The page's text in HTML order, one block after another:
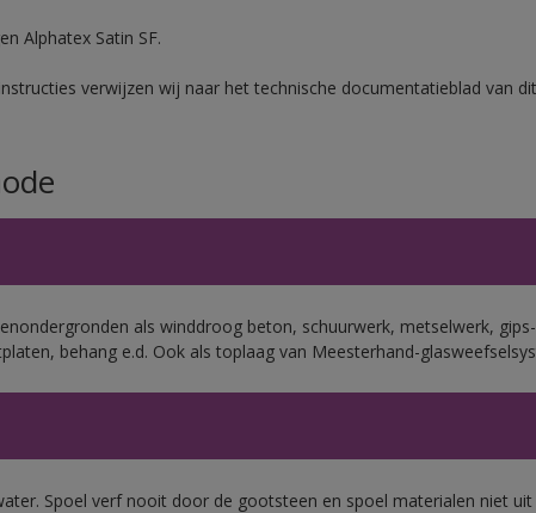
Alphatex Satin SF.
verwijzen wij naar het technische documentatieblad van
als winddroog beton, schuurwerk, metselwerk,
behang e.d. Ook als toplaag van Meesterhand-
Spoel verf nooit door de gootsteen en spoel materialen niet